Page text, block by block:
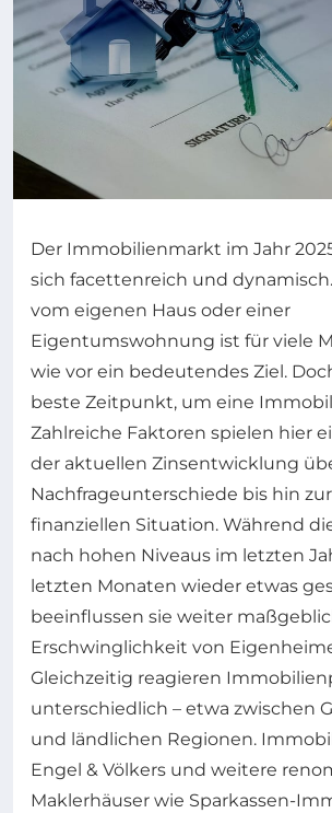
Der Immobilienmarkt im Jahr
sich facettenreich und
vom eigenen Haus oder einer
Eigentumswohnung ist für viele
wie vor ein bedeutendes Ziel.
beste Zeitpunkt, um eine
Zahlreiche Faktoren spielen hier
der aktuellen Zinsentwicklung
Nachfrageunterschiede bis hin
finanziellen Situation. Während
nach hohen Niveaus im letzten
letzten Monaten wieder etwas
beeinflussen sie weiter
Erschwinglichkeit von
Gleichzeitig reagieren
unterschiedlich – etwa zwischen
und ländlichen Regionen.
Engel & Völkers und weitere
Maklerhäuser wie Sparkassen-